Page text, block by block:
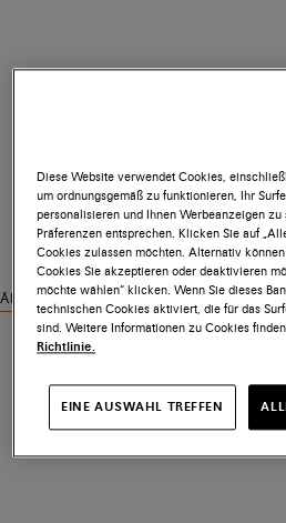
Ähnliche Produkte ansehen
Diese Website verwendet Cookies,
um ordnungsgemäß zu funktionieren, Ihr
personalisieren und Ihnen Werbeanzeigen
Präferenzen entsprechen. Klicken Sie auf
Cookies zulassen möchten. Alternativ
Cookies Sie akzeptieren oder deaktivieren
möchte wählen“ klicken. Wenn Sie dieses
technischen Cookies aktiviert, die für das
sind. Weitere Informationen zu Cookies
Richtlinie.
EINE AUSWAHL TREFFEN